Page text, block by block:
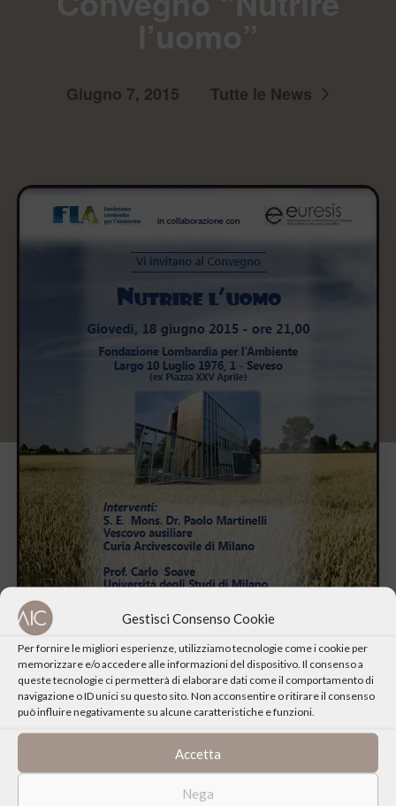
Gestisci Consenso Cookie
Per fornire le migliori esperienze, utilizziamo tecnologie come i cookie per
memorizzare e/o accedere alle informazioni del dispositivo. Il consenso a
queste tecnologie ci permetterà di elaborare dati come il comportamento di
navigazione o ID unici su questo sito. Non acconsentire o ritirare il consenso
può influire negativamente su alcune caratteristiche e funzioni.
Accetta
Nega
Giugno 7, 2015 Tutte le News
La Fondazione Lombardia per l’Ambiente ed Euresis